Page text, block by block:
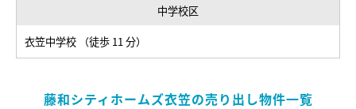
中学校区
衣笠中学校 （徒歩 11 分）
藤和シティホームズ衣笠の売り出し物件一覧